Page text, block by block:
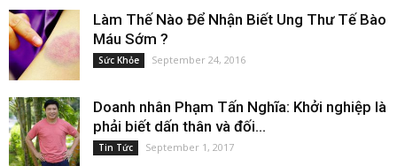
Làm Thế Nào Để Nhận Biết Ung Thư Tế Bào
Máu Sớm ?
Sức Khỏe September 24, 2016
Doanh nhân Phạm Tấn Nghĩa: Khởi nghiệp là
phải biết dấn thân và đối...
Tin Tức September 1, 2017